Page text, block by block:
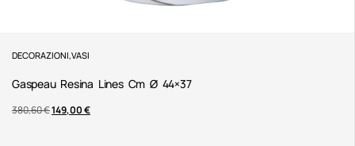
DECORAZIONI,VASI
Gaspeau Resina Lines Cm Ø 44×37
380,60€149,00€